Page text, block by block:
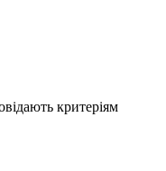
критеріям